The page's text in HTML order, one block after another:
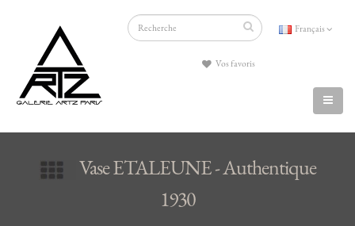
Français
Vos favoris
Vase ETALEUNE - Authentique
1930